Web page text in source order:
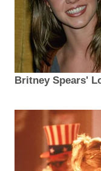
Britney Spears'